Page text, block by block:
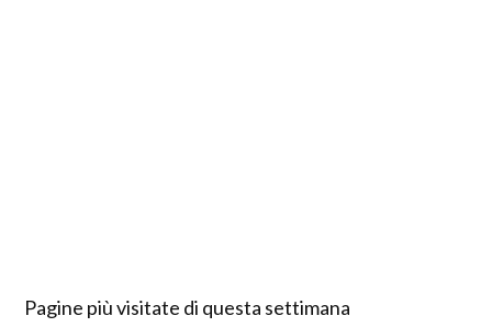
Pagine più visitate di questa settimana